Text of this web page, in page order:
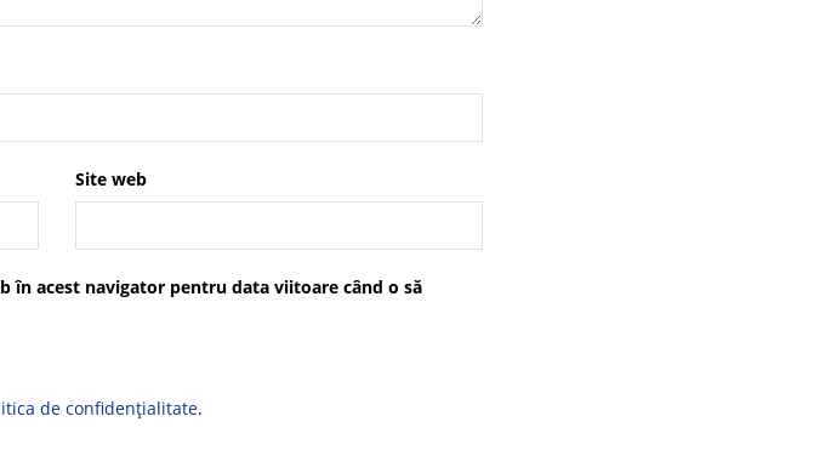
Site web
în acest navigator pentru data viitoare când o să
de confidențialitate.